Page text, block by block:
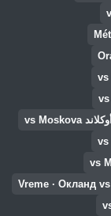
Vreme · Окланд